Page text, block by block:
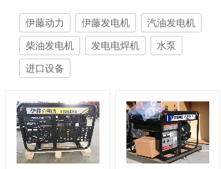
伊藤动力 伊藤发电机 汽油发电机
柴油发电机 发电电焊机 水泵
进口设备